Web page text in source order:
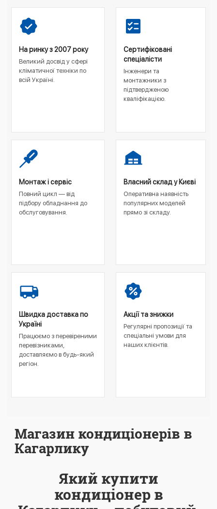
На ринку з 2007 року
Великий досвід у сфері
кліматичної техніки по
всій Україні.
Сертифіковані
спеціалісти
Інженери та
монтажники з
підтвердженою
кваліфікацією.
Монтаж і сервіс
Повний цикл — від
підбору обладнання до
обслуговування.
Власний склад у Києві
Оперативна наявність
популярних моделей
прямо зі складу.
Швидка доставка по
Україні
Працюємо з перевіреними
перевізниками,
доставляємо в будь-який
регіон.
Акції та знижки
Регулярні пропозиції та
спеціальні умови для
наших клієнтів.
Магазин кондиціонерів в
Кагарлику
Який купити
кондиціонер в